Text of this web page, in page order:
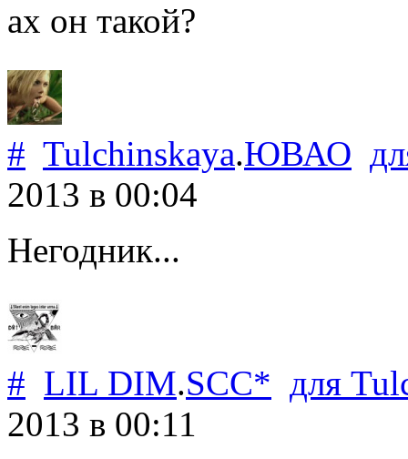
ах он такой?
# Tulchinskaya.ЮВАО
2013 в 00:04
Негодник...
# LIL DIM.SCC* для
2013 в 00:11